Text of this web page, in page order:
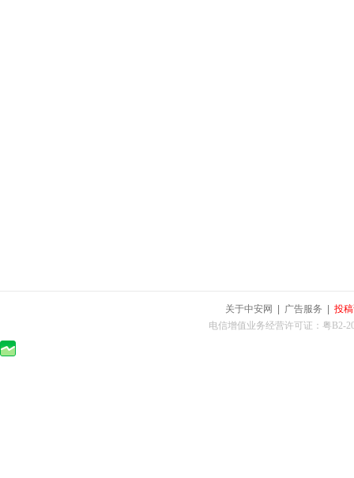
关于中安网 广告服务
投
电信增值业务经营许可证：粤